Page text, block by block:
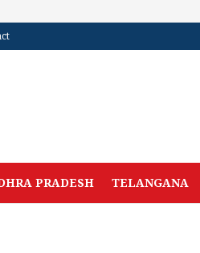
PRADESH TELANGANA